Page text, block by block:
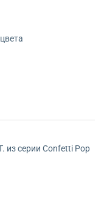
из серии Confetti Pop